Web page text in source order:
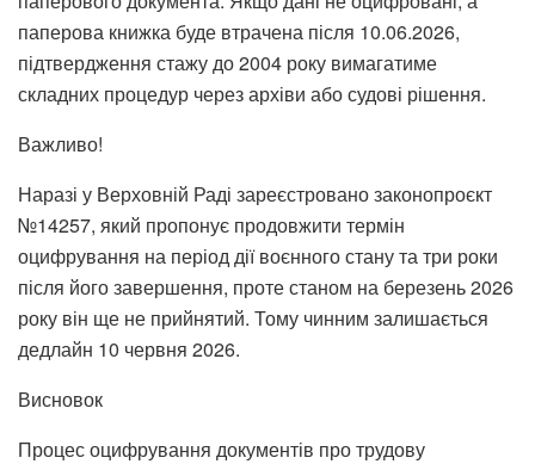
паперова книжка буде втрачена після 10.06.2026,
підтвердження стажу до 2004 року вимагатиме
складних процедур через архіви або судові рішення.
Важливо!
Наразі у Верховній Раді зареєстровано законопроєкт
№14257, який пропонує продовжити термін
оцифрування на період дії воєнного стану та три роки
після його завершення, проте станом на березень 2026
року він ще не прийнятий. Тому чинним залишається
дедлайн 10 червня 2026.
Висновок
Процес оцифрування документів про трудову